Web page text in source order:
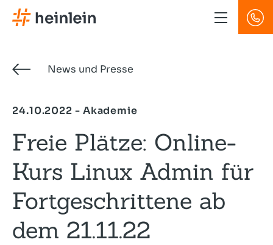
Direkt
zum
News und Presse
24.10.2022 - Akademie
Freie Plätze: Online-
Kurs Linux Admin für
Fortgeschrittene ab
dem 21.11.22